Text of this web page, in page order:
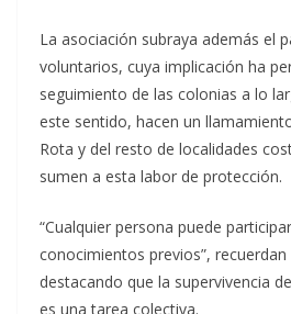
La asociación subraya además el
voluntarios, cuya implicación ha
seguimiento de las colonias a lo
este sentido, hacen un
Rota y del resto de localidades
sumen a esta labor de protección.
“Cualquier persona puede
conocimientos previos”,
destacando que la supervivencia
es una tarea colectiva.